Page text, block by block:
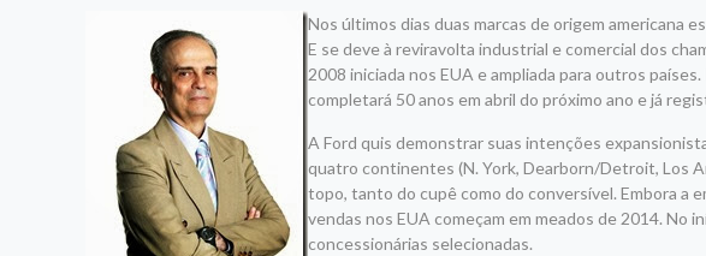
Nos últimos dias duas marcas de origem americana
E se deve à reviravolta industrial e comercial dos
2008 iniciada nos EUA e ampliada para outros
completará 50 anos em abril do próximo ano e já
A Ford quis demonstrar suas intenções
quatro continentes (N. York, Dearborn/Detroit, Los
topo, tanto do cupê como do conversível. Embora a
vendas nos EUA começam em meados de 2014. No
concessionárias selecionadas.